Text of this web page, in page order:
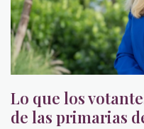
Lo que los
de las primarias